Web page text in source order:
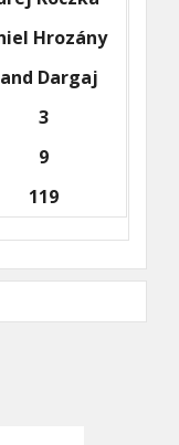
Hrozány
Dargaj
3
9
119